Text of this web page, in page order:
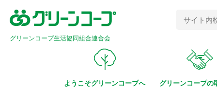
グリーンコープ生活協同組合連合会
ようこそグリーンコープへ グリーンコープの